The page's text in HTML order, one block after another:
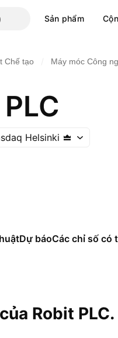
Sản phẩm
Chế tạo Máy móc Công
Helsinki
Dự báoCác chỉ số có
Robit PLC.